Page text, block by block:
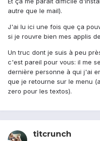
autre que le mail).
J'ai lu ici une fois que ça
si je rouvre bien mes applis
Un truc dont je suis à peu
c'est pareil pour vous: il me
dernière personne à qui j'ai
que je retourne sur le menu
zero pour les textos).
titcrunch